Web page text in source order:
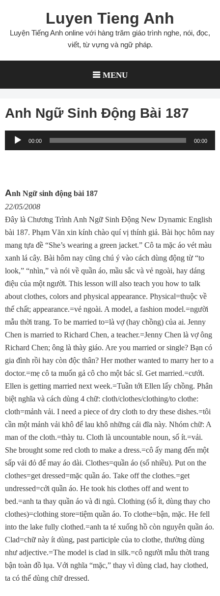
content
Luyen Tieng Anh
Luyện Tiếng Anh online với hàng trăm giáo trình nghe, nói, đọc,
viết, từ vựng và ngữ pháp.
MENU
Anh Ngữ Sinh Động Bài 187
Audio
Player
00:00 00:00
Anh Ngữ sinh động bài 187
22/05/2008
Ðây là Chương Trình Anh Ngữ Sinh Ðộng New Dynamic English
bài 187. Phạm Văn xin kính chào quí vị thính giả. Bài học hôm nay
mang tựa đề “She’s wearing a green jacket.” Cô ta mặc áo vét màu
xanh lá cây. Bài hôm nay cũng chú ý vào cách dùng động từ “to
look,” “nhìn,” và nói về quần áo, mầu sắc và vẻ ngoài, hay dáng
điệu của một người. This lesson will also teach you how to talk
about clothes, colors and physical appearance. Physical=thuộc về
thể chất; appearance.=vẻ ngoài. A model, a fashion model.=người
mẫu thời trang. To be married to=là vợ (hay chồng) của ai. Jenny
Chen is married to Richard Chen, a teacher.=Jenny Chen là vợ ông
Richard Chen; ông là thày giáo. Are you married or single? Bạn có
gia đình rồi hay còn độc thân? Her mother wanted to marry her to a
doctor.=mẹ cô ta muốn gả cô cho một bác sĩ. Get married.=cưới.
Ellen is getting married next week.=Tuần tới Ellen lấy chồng. Phân
biệt nghĩa và cách dùng 4 chữ: cloth/clothes/clothing/to clothe:
cloth=mảnh vải. I need a piece of dry cloth to dry these dishes.=tôi
cần một mảnh vải khô để lau khô những cái đĩa này. Nhóm chữ: A
man of the cloth.=thày tu. Cloth là uncountable noun, số ít.=vải.
She brought some red cloth to make a dress.=cô ấy mang đến một
sấp vải đỏ để may áo dài. Clothes=quần áo (số nhiều). Put on the
clothes=get dressed=mặc quần áo. Take off the clothes.=get
undressed=cởi quần áo. He took his clothes off and went to
bed.=anh ta thay quần áo và đi ngủ. Clothing (số ít, dùng thay cho
clothes)=clothing store=tiệm quần áo. To clothe=bận, mặc. He fell
into the lake fully clothed.=anh ta té xuống hồ còn nguyên quần áo.
Clad=chữ này ít dùng, past participle của to clothe, thường dùng
như adjective.=The model is clad in silk.=cô người mẫu thời trang
bận toàn đồ lụa. Với nghĩa “mặc,” thay vì dùng clad, hay clothed,
ta có thể dùng chữ dressed.